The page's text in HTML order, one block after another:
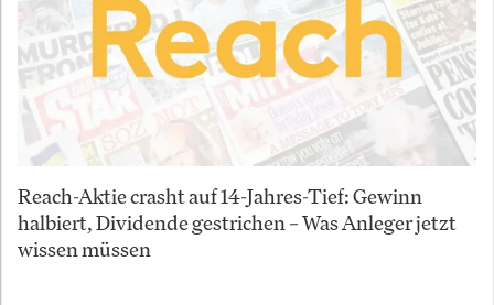
Reach-Aktie crasht auf 14-Jahres-Tief: Gewinn
halbiert, Dividende gestrichen – Was Anleger jetzt
wissen müssen